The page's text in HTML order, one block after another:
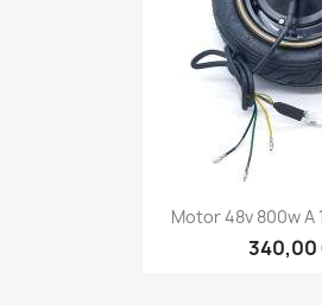
Vista
Motor 48v 800w A
340,00